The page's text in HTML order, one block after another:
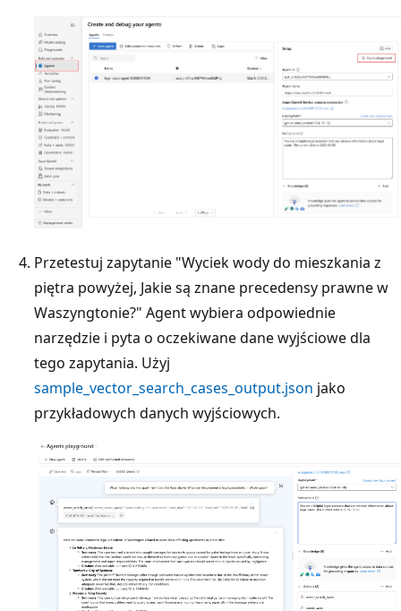
Przetestuj zapytanie "Wyciek wody do mieszkania z
piętra powyżej, Jakie są znane precedensy prawne w
Waszyngtonie?" Agent wybiera odpowiednie
narzędzie i pyta o oczekiwane dane wyjściowe dla
tego zapytania. Użyj
sample_vector_search_cases_output.json jako
przykładowych danych wyjściowych.